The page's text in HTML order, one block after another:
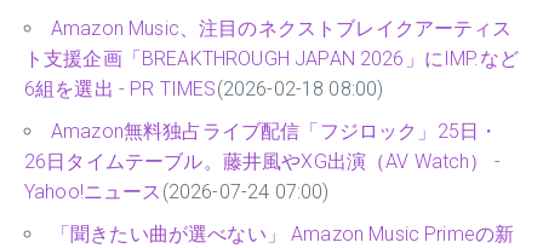
Amazon Music、注目のネクストブレイクアーティス
ト支援企画「BREAKTHROUGH JAPAN 2026」にIMP.など
6組を選出 - PR TIMES(2026-02-18 08:00)
Amazon無料独占ライブ配信「フジロック」25日・
26日タイムテーブル。藤井風やXG出演（AV Watch） -
Yahoo!ニュース (2026-07-24 07:00)
「聞きたい曲が選べない」 Amazon Music Primeの新